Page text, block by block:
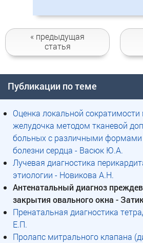
« предыдущая
статья
Публикации по теме
Оценка локальной
желудочка методом тканевой
больных с различными
болезни сердца - Васюк Ю.А.
Лучевая диагностика
этиологии - Новикова А.Н.
Антенатальный диагноз
закрытия овального окна -
Пренатальная диагностика
Е.П.
Пролапс митрального клапана